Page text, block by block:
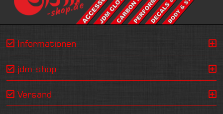
Informationen
jdm-shop
Versand